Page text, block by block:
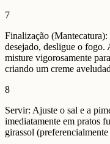
7
Finalização
desejado, desligue o
misture vigorosamente
criando um creme
8
Servir: Ajuste o sal e a
imediatamente em pratos
girassol